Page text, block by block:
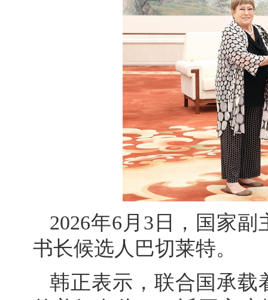
2026年6月3日，国家
书长候选人巴切莱特。
韩正表示，联合国承载